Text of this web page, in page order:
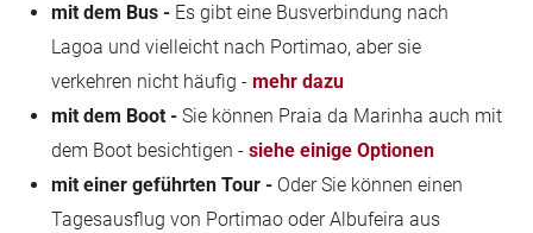
mit dem Bus - Es gibt eine Busverbindung nach
Lagoa und vielleicht nach Portimao, aber sie
verkehren nicht häufig -mehr dazu
mit dem Boot -Sie können Praia da Marinha auch mit
dem Boot besichtigen -siehe einige Optionen
mit einer geführten Tour - Oder Sie können einen
Tagesausflug von Portimao oder Albufeira aus